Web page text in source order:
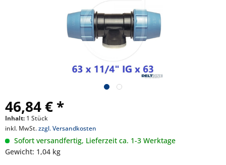
46,84 € *
Inhalt: 1 Stück
inkl. MwSt.zzgl. Versandkosten
Sofort versandfertig, Lieferzeit ca. 1-3 Werktage
Gewicht: 1,04 kg